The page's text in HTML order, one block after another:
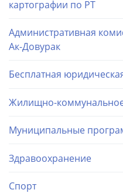
картографии по РТ
Административная
Ак-Довурак
Бесплатная
Жилищно-коммунальное
Муниципальные
Здравоохранение
Спорт